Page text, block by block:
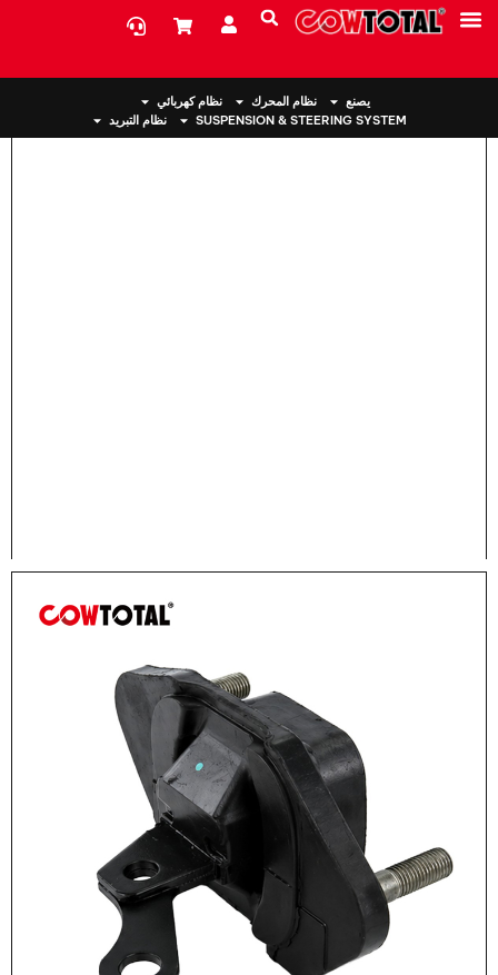
يصنع نظام المحرك
نظام كهربائي
SUSPENSION & STEERING SYSTEM
نظام التبريد
> حامل المحرك 50850-T2F-A01 لهوندا